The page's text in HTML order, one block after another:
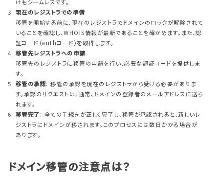
けもシームレスです。
現在のレジストラでの準備
移管を開始する前に、現在のレジストラでドメインのロックが解除されて
いることを確認し、WHOIS情報が最新であることを確かめます。また、認
証コード（authコード）を取得します。
移管先レジストラへの申請
移管先のレジストラに移管の申請を行い、必要な認証コードを提供しま
す。
移管の承認: 移管の承認を現在のレジストラから受ける必要がありま
す。承認のリクエストは、通常、ドメインの登録者のメールアドレスに送ら
れます。
移管完了: 全ての手続きが正しく完了し、移管が承認されると、新しいレ
ジストラにドメインが移されます。このプロセスには数日かかる場合が
あります。
ドメイン移管の注意点は？